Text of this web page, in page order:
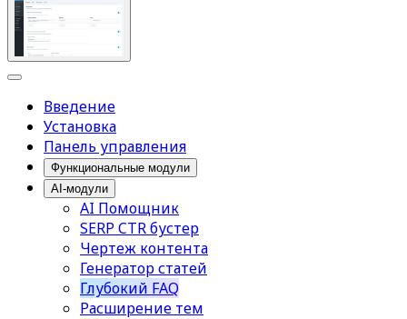
Введение
Установка
Панель управления
Функциональные модули
AI-модули
AI Помощник
SERP CTR бустер
Чертеж контента
Генератор статей
Глубокий FAQ
Расширение тем